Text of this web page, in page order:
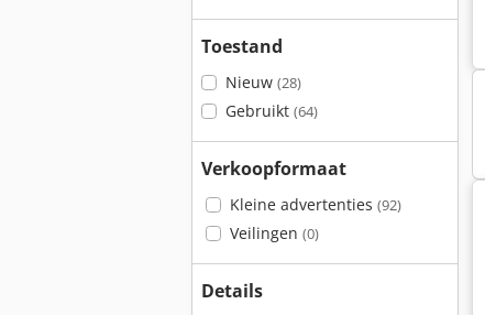
Toestand
Nieuw (28)
Gebruikt (64)
Verkoopformaat
Kleine advertenties (92)
Veilingen (0)
Details
Kubota Bx 2370 Kubota Bx 2350